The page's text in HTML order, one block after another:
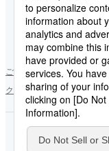
製鉄所一覧
ご利用にあたってソーシャ
クッキー使用についてお問
日本製
鉄